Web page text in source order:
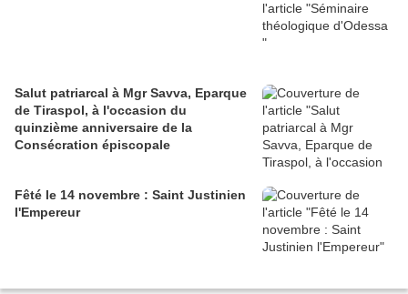
Salut patriarcal à Mgr Savva, Eparque
de Tiraspol, à l'occasion du
quinzième anniversaire de la
Consécration épiscopale
Fêté le 14 novembre : Saint Justinien
l'Empereur